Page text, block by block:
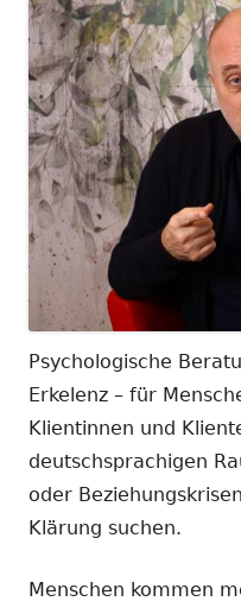
Psychologische
Erkelenz – für
Klientinnen und
deutschsprachigen
oder
Klärung suchen.
Menschen kommen